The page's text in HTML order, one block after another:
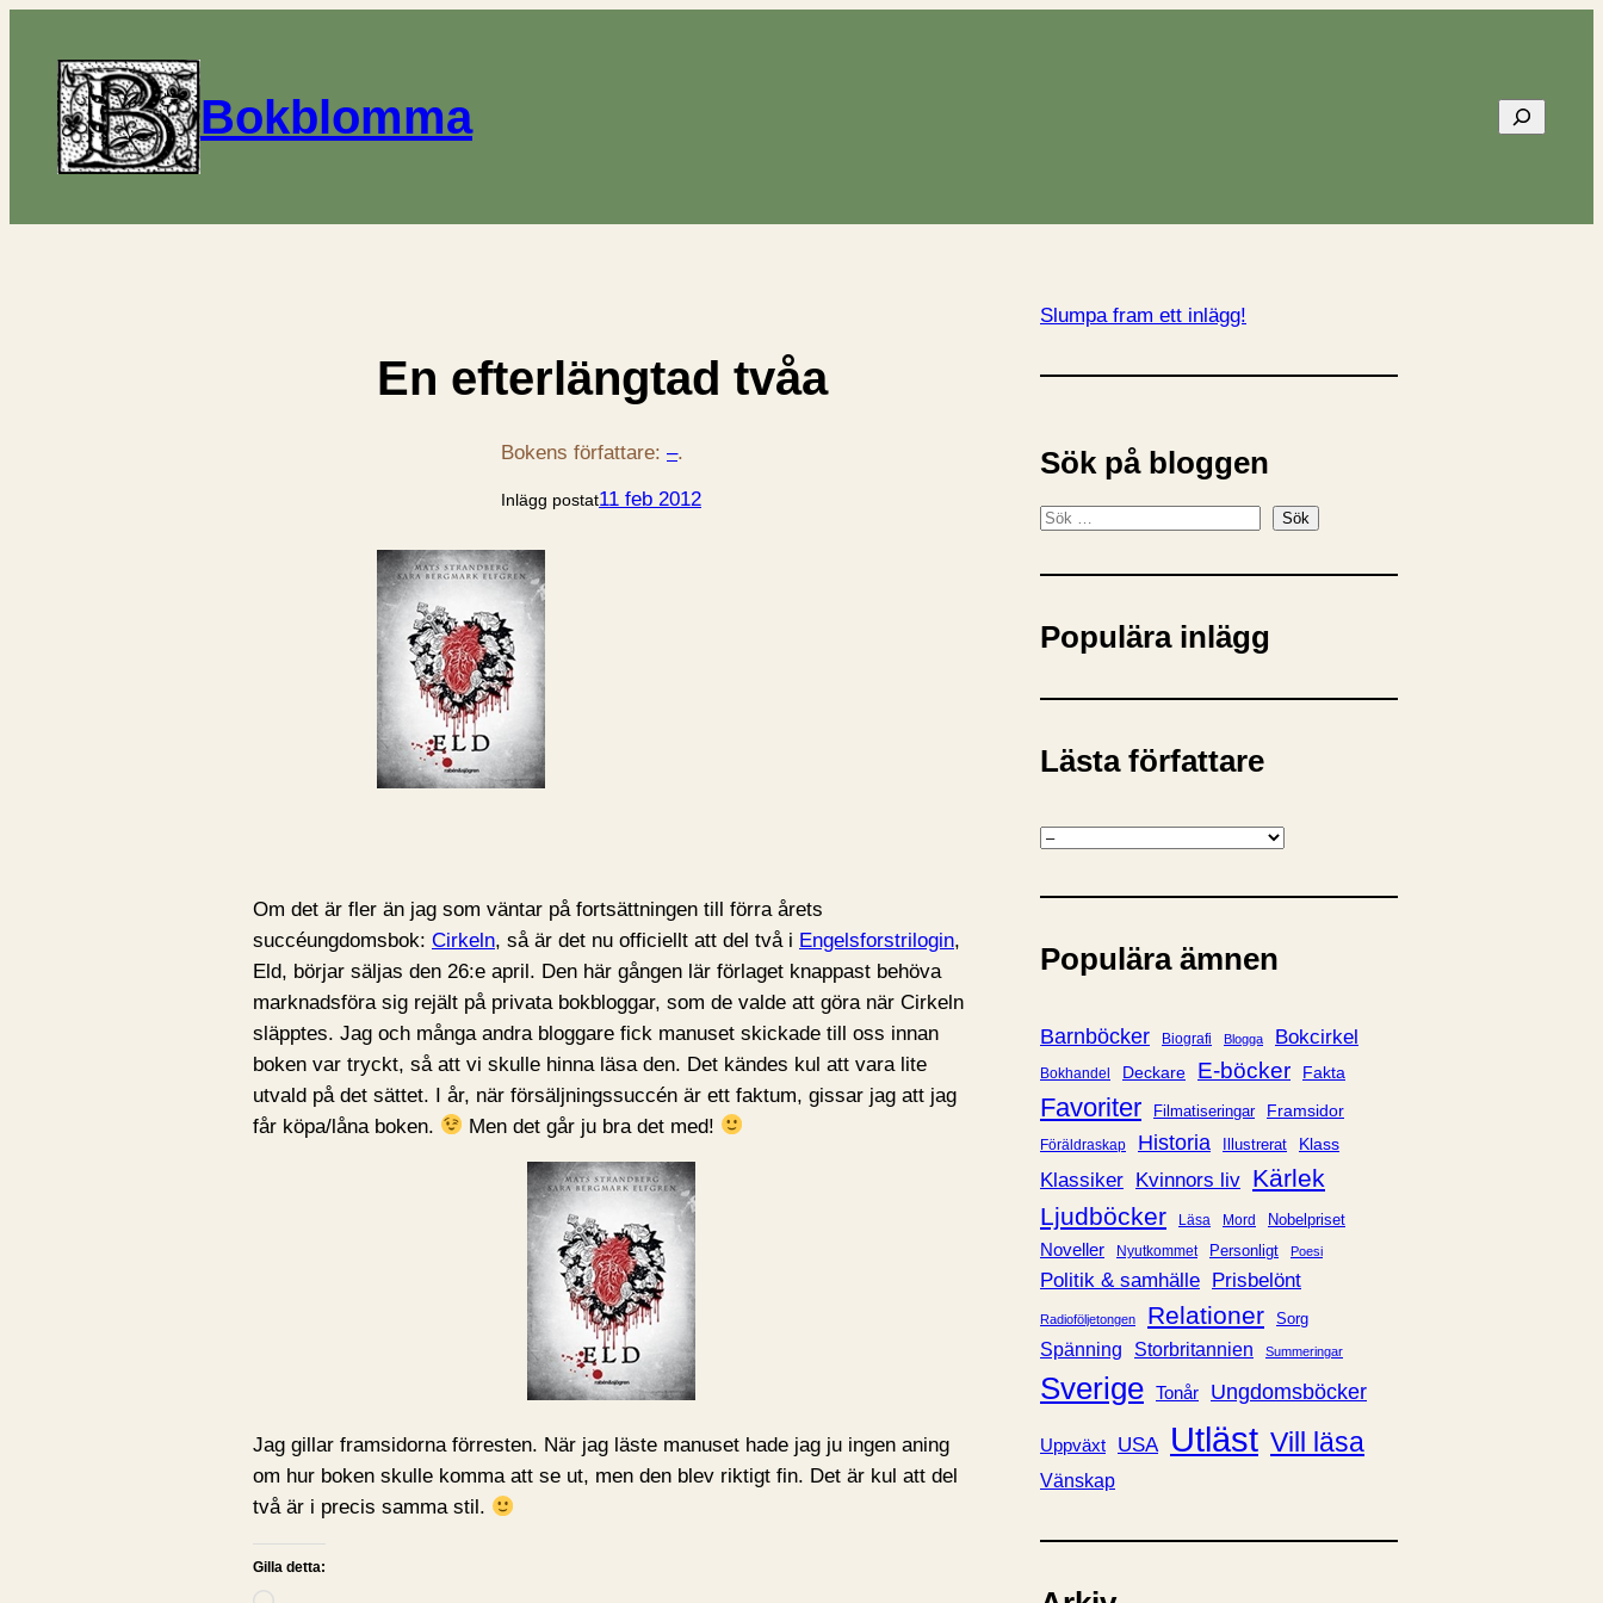
Bokblomma Sök
En efterlängtad tvåa
Bokens författare: –.
Inlägg postat11 feb 2012
Om det är fler än jag som väntar på fortsättningen till förra årets
succéungdomsbok: Cirkeln, så är det nu officiellt att del två i Engelsforstrilogin,
Eld, börjar säljas den 26:e april. Den här gången lär förlaget knappast behöva
marknadsföra sig rejält på privata bokbloggar, som de valde att göra när Cirkeln
släpptes. Jag och många andra bloggare fick manuset skickade till oss innan
boken var tryckt, så att vi skulle hinna läsa den. Det kändes kul att vara lite
utvald på det sättet. I år, när försäljningssuccén är ett faktum, gissar jag att jag
får köpa/låna boken.
Men det går ju bra det med!
Jag gillar framsidorna förresten. När jag läste manuset hade jag ju ingen aning
om hur boken skulle komma att se ut, men den blev riktigt fin. Det är kul att del
två är i precis samma stil.
Gilla detta:
Slumpa fram ett inlägg!
Sök på bloggen
S
k
Sök
Populära inlägg
Lästa författare
K
t
g
i
e
r
Populära ämnen
Barnböcker Biografi Blogga Bokcirkel
Bokhandel Deckare E-böcker Fakta
Favoriter Filmatiseringar Framsidor
Föräldraskap Historia Illustrerat Klass
Klassiker Kvinnors liv Kärlek
Ljudböcker
Läsa Mord Nobelpriset
Noveller Nyutkommet Personligt Poesi
Politik & samhälle Prisbelönt
Radioföljetongen Relationer Sorg
Spänning Storbritannien Summeringar
Sverige Tonår Ungdomsböcker
Uppväxt USA Utläst Vill läsa
Vänskap